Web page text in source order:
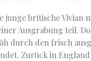
junge britische Vivian
Ausgrabung teil.
durch den frisch
Zurück in